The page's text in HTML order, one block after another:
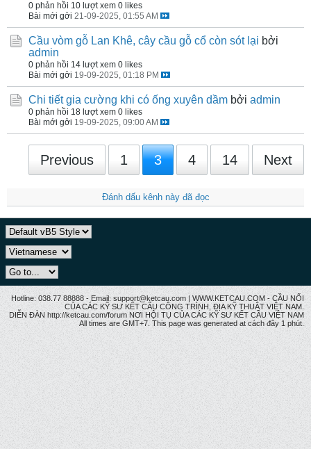
0 phản hồi 10 lượt xem 0 likes
Bài mới gởi 21-09-2025, 01:55 AM
Cầu vòm gỗ Lan Khê, cây cầu gỗ cổ còn sót lại bởi
admin
0 phản hồi 14 lượt xem 0 likes
Bài mới gởi 19-09-2025, 01:18 PM
Chi tiết gia cường khi có ống xuyên dầm bởi admin
0 phản hồi 18 lượt xem 0 likes
Bài mới gởi 19-09-2025, 09:00 AM
Previous 1 3 4 14 Next
Đánh dấu kênh này đã đọc
Hotline: 038.77 88888 - Email: support@ketcau.com | WWW.KETCAU.COM - CẦU NỐI
CỦA CÁC KỸ SƯ KẾT CẤU CÔNG TRÌNH, ĐỊA KỸ THUẬT VIỆT NAM.
DIỄN ĐÀN http://ketcau.com/forum NƠI HỘI TỤ CỦA CÁC KỸ SƯ KẾT CÂU VIỆT NAM
All times are GMT+7. This page was generated at cách đây 1 phút.